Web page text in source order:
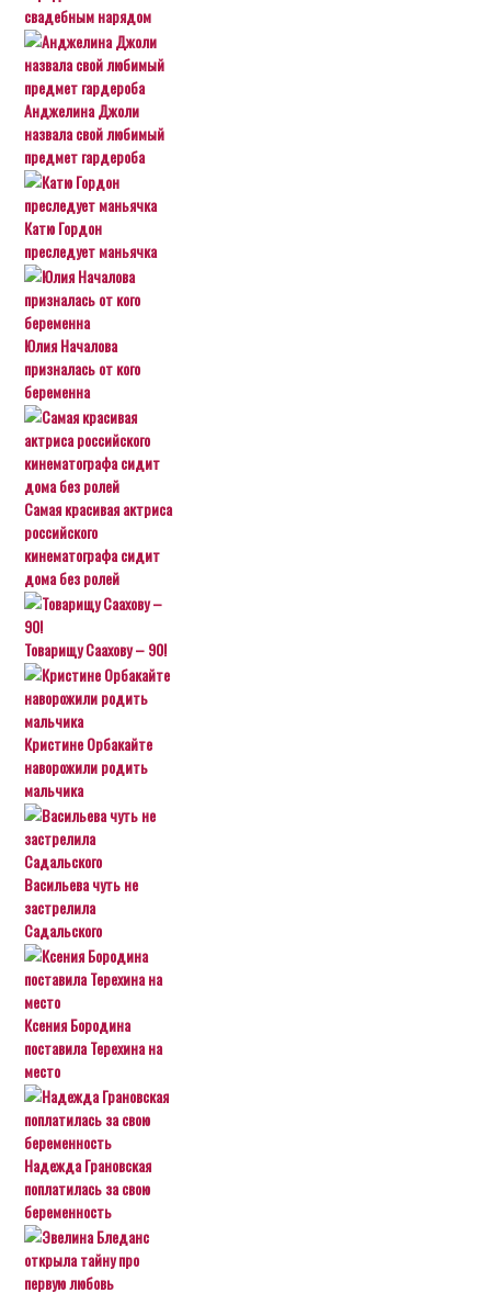
свадебным нарядом
Анджелина Джоли
назвала свой любимый
предмет гардероба
Катю Гордон
преследует маньячка
Юлия Началова
призналась от кого
беременна
Самая красивая актриса
российского
кинематографа сидит
дома без ролей
Товарищу Саахову – 90!
Кристине Орбакайте
наворожили родить
мальчика
Васильева чуть не
застрелила
Садальского
Ксения Бородина
поставила Терехина на
место
Надежда Грановская
поплатилась за свою
беременность